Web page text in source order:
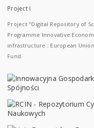
Project I
Project "Digital Repository of
Programme Innovative
infrastructure ; European
Fund.